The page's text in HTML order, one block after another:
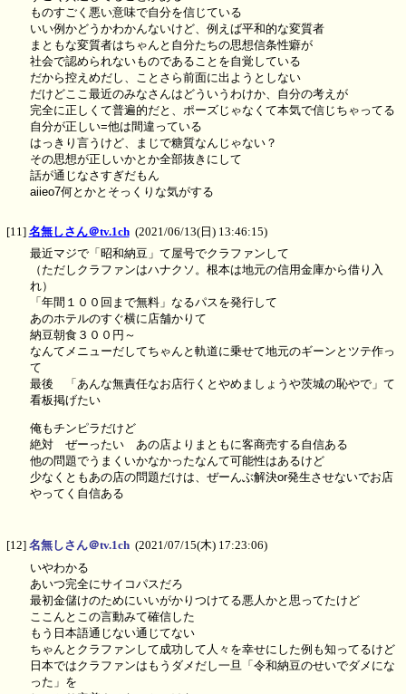
ものすごく悪い意味で自分を信じている
いい例かどうかわかんないけど、例えば平和的な変質者
まともな変質者はちゃんと自分たちの思想信条性癖が
社会で認められないものであることを自覚している
だから控えめだし、ことさら前面に出ようとしない
だけどここ最近のみなさんはどういうわけか、自分の考えが
完全に正しくて普遍的だと、ポーズじゃなくて本気で信じちゃってる
自分が正しい=他は間違っている
はっきり言うけど、まじで糖質なんじゃない？
その思想が正しいかとか全部抜きにして
話が通じなさすぎだもん
aiieo7何とかとそっくりな気がする
[11] 名無しさん＠tv.1ch (2021/06/13(日) 13:46:15)
最近マジで「昭和納豆」て屋号でクラファンして
（ただしクラファンはハナクソ。根本は地元の信用金庫から借り入
れ）
「年間１００回まで無料」なるパスを発行して
あのホテルのすぐ横に店舗かりて
納豆朝食３００円～
なんてメニューだしてちゃんと軌道に乗せて地元のギーンとツテ作っ
て
最後 「あんな無責任なお店行くとやめましょうや茨城の恥やで」て
看板掲げたい
俺もチンピラだけど
絶対 ぜーったい あの店よりまともに客商売する自信ある
他の問題でうまくいかなかったなんて可能性はあるけど
少なくともあの店の問題だけは、ぜーんぶ解決or発生させないでお店
やってく自信ある
[12] 名無しさん＠tv.1ch (2021/07/15(木) 17:23:06)
いやわかる
あいつ完全にサイコパスだろ
最初金儲けのためにいいがかりつけてる悪人かと思ってたけど
ここんとこの言動みて確信した
もう日本語通じない通じてない
ちゃんとクラファンして成功して人々を幸せにした例も知ってるけど
日本ではクラファンはもうダメだし一旦「令和納豆のせいでダメにな
った」を